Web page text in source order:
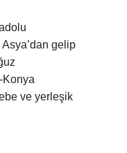
gelip
Konya
ve yerleşik